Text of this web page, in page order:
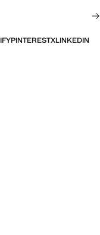
PINTERESTXLINKEDIN